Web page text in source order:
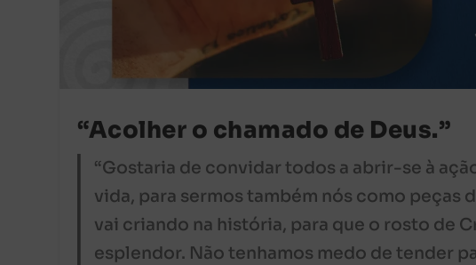
“Acolher o chamado de Deus.”
“Gostaria de convidar todos a abrir-se à
vida, para sermos também nós como peças
vai criando na história, para que o rosto de
esplendor. Não tenhamos medo de tender